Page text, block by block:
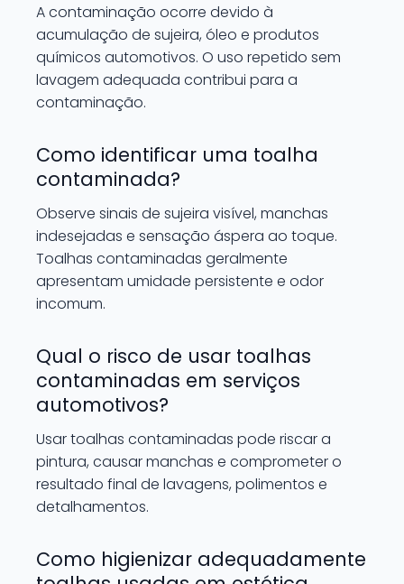
A contaminação ocorre devido à
acumulação de sujeira, óleo e produtos
químicos automotivos. O uso repetido sem
lavagem adequada contribui para a
contaminação.
Como identificar uma toalha
contaminada?
Observe sinais de sujeira visível, manchas
indesejadas e sensação áspera ao toque.
Toalhas contaminadas geralmente
apresentam umidade persistente e odor
incomum.
Qual o risco de usar toalhas
contaminadas em serviços
automotivos?
Usar toalhas contaminadas pode riscar a
pintura, causar manchas e comprometer o
resultado final de lavagens, polimentos e
detalhamentos.
Como higienizar adequadamente